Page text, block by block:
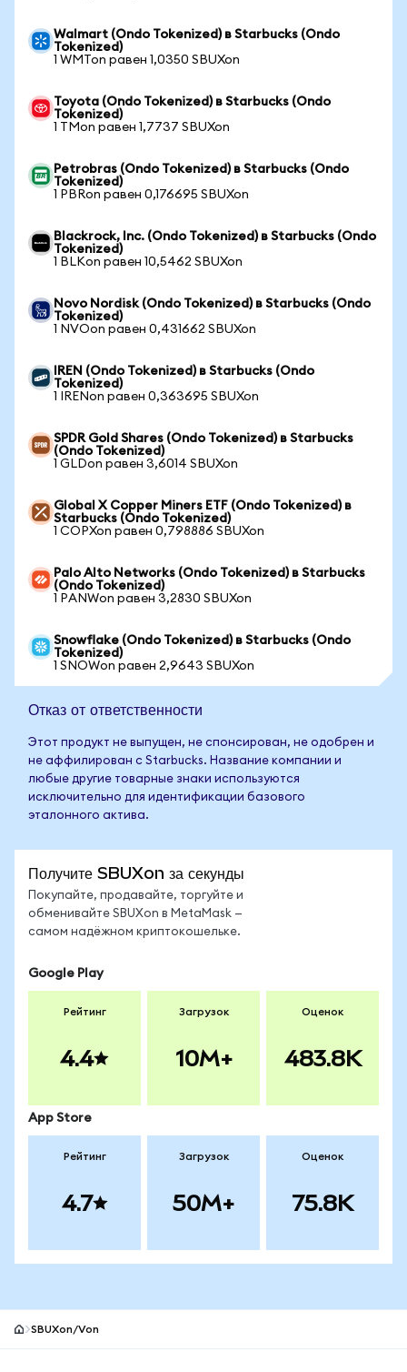
Walmart (Ondo Tokenized) в Starbucks (Ondo
Tokenized)
1 WMTon равен 1,0350 SBUXon
Toyota (Ondo Tokenized) в Starbucks (Ondo
Tokenized)
1 TMon равен 1,7737 SBUXon
Petrobras (Ondo Tokenized) в Starbucks (Ondo
Tokenized)
1 PBRon равен 0,176695 SBUXon
Blackrock, Inc. (Ondo Tokenized) в Starbucks (Ondo
Tokenized)
1 BLKon равен 10,5462 SBUXon
Novo Nordisk (Ondo Tokenized) в Starbucks (Ondo
Tokenized)
1 NVOon равен 0,431662 SBUXon
IREN (Ondo Tokenized) в Starbucks (Ondo
Tokenized)
1 IRENon равен 0,363695 SBUXon
SPDR Gold Shares (Ondo Tokenized) в Starbucks
(Ondo Tokenized)
1 GLDon равен 3,6014 SBUXon
Global X Copper Miners ETF (Ondo Tokenized) в
Starbucks (Ondo Tokenized)
1 COPXon равен 0,798886 SBUXon
Palo Alto Networks (Ondo Tokenized) в Starbucks
(Ondo Tokenized)
1 PANWon равен 3,2830 SBUXon
Snowflake (Ondo Tokenized) в Starbucks (Ondo
Tokenized)
1 SNOWon равен 2,9643 SBUXon
Отказ от ответственности
Этот продукт не выпущен, не спонсирован, не одобрен и
не аффилирован с Starbucks. Название компании и
любые другие товарные знаки используются
исключительно для идентификации базового
эталонного актива.
Получите SBUXon за секунды
Покупайте, продавайте, торгуйте и
обменивайте SBUXon в MetaMask —
самом надёжном криптокошельке.
Google Play
Рейтинг
4.4
Загрузок
10M+
Оценок
483.8K
App Store
Рейтинг
4.7
Загрузок
50M+
Оценок
75.8K
SBUXon/Von